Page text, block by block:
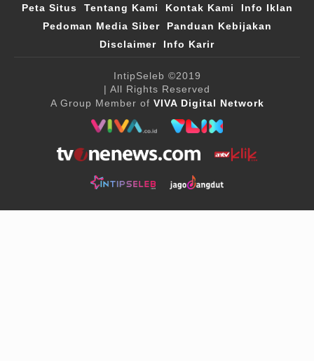
Peta Situs Tentang Kami Kontak Kami
Info Iklan
Pedoman Media Siber
Panduan Kebijakan
Disclaimer
Info Karir
IntipSeleb ©2019
| All Rights Reserved
A Group Member of VIVA Digital Network